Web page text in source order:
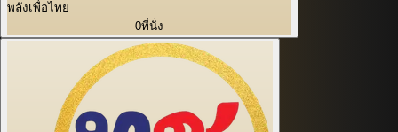
พลังเพื่อไทย
0ที่นั่ง